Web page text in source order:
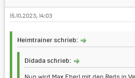
15.10.2023, 14:03
Heimtrainer schrieb:
Didada schrieb: